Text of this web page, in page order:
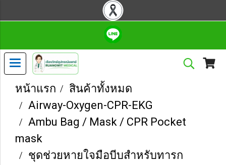
หน้าแรก
สินค้าทั้งหมด
Airway-Oxygen-CPR-EKG
Ambu Bag / Mask / CPR Pocket
mask
ชุดช่วยหายใจมือบีบสำหรับทารก